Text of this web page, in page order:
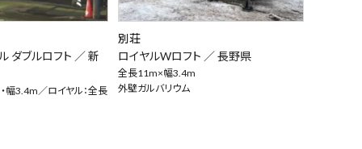
ダブルロフト ／新
幅3.4m／ロイヤル：全長
別荘
ロイヤルWロフト ／長野県
全長11m×幅3.4m
外壁ガルバリウム